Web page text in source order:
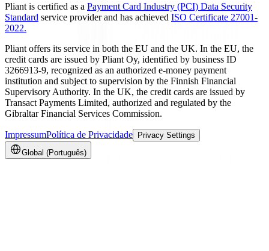
Pliant is certified as a Payment Card Industry (PCI) Data Security
Standard service provider and has achieved ISO Certificate 27001-
2022.
Pliant offers its service in both the EU and the UK. In the EU, the
credit cards are issued by Pliant Oy, identified by business ID
3266913-9, recognized as an authorized e-money payment
institution and subject to supervision by the Finnish Financial
Supervisory Authority. In the UK, the credit cards are issued by
Transact Payments Limited, authorized and regulated by the
Gibraltar Financial Services Commission.
ImpressumPolítica de Privacidade
Privacy Settings
Global (Português)